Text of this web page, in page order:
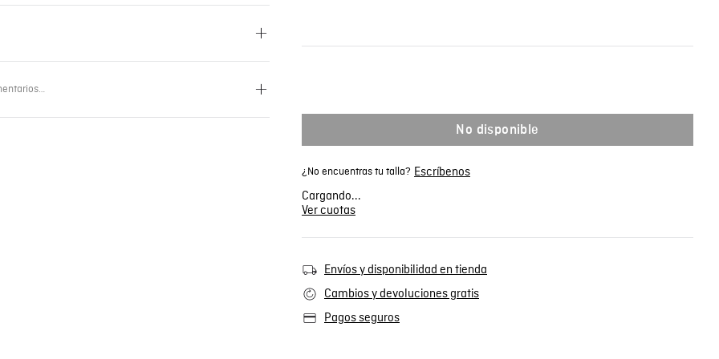
No disponible
¿No encuentras tu talla? Escríbenos
Cargando...
Ver cuotas
Envíos y disponibilidad en tienda
Cambios y devoluciones gratis
Pagos seguros